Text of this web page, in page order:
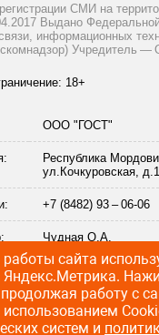
регистрации СМИ на
Выдано
информационных
Учредитель
18+
ООО "ГОСТ"
Республика
ул.Кочкуровская,
+7 (8482) 93 – 06-06
Чудная О.А.
info@citytraffic.ru
сайта
Яндекс.Метрика.
работу с
использованием
систем и